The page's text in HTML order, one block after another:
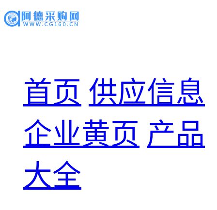
首页 供应信息
企业黄页 产品
大全